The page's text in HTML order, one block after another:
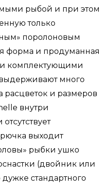
рыбой и при этом
только
поролоновым
форма и продуманная
комплектующими
много
расцветок и размеров
внутри
выходит
рыбки ушко
(двойник или
стандартного